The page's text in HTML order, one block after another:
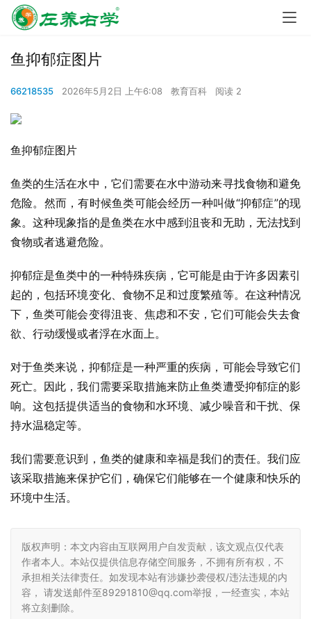
鱼抑郁症图片
66218535 2026年5月2日 上午6:08 教育百科 阅读 2
鱼抑郁症图片
鱼类的生活在水中，它们需要在水中游动来寻找食物和避免
危险。然而，有时候鱼类可能会经历一种叫做“抑郁症”的现
象。这种现象指的是鱼类在水中感到沮丧和无助，无法找到
食物或者逃避危险。
抑郁症是鱼类中的一种特殊疾病，它可能是由于许多因素引
起的，包括环境变化、食物不足和过度繁殖等。在这种情况
下，鱼类可能会变得沮丧、焦虑和不安，它们可能会失去食
欲、行动缓慢或者浮在水面上。
对于鱼类来说，抑郁症是一种严重的疾病，可能会导致它们
死亡。因此，我们需要采取措施来防止鱼类遭受抑郁症的影
响。这包括提供适当的食物和水环境、减少噪音和干扰、保
持水温稳定等。
我们需要意识到，鱼类的健康和幸福是我们的责任。我们应
该采取措施来保护它们，确保它们能够在一个健康和快乐的
环境中生活。
版权声明：本文内容由互联网用户自发贡献，该文观点仅代表
作者本人。本站仅提供信息存储空间服务，不拥有所有权，不
承担相关法律责任。如发现本站有涉嫌抄袭侵权/违法违规的内
容， 请发送邮件至89291810@qq.com举报，一经查实，本站
将立刻删除。